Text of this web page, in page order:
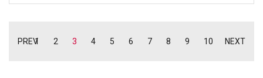
PREV
1 2 3 4 5 6 7 8 9 10 NEXT